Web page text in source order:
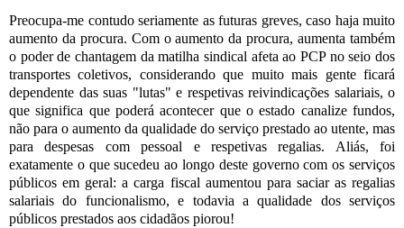
Preocupa-me contudo seriamente as futuras greves, caso haja muito
aumento da procura. Com o aumento da procura, aumenta também
o poder de chantagem da matilha sindical afeta ao PCP no seio dos
transportes coletivos, considerando que muito mais gente ficará
dependente das suas "lutas" e respetivas reivindicações salariais, o
que significa que poderá acontecer que o estado canalize fundos,
não para o aumento da qualidade do serviço prestado ao utente, mas
para despesas com pessoal e respetivas regalias. Aliás, foi
exatamente o que sucedeu ao longo deste governo com os serviços
públicos em geral: a carga fiscal aumentou para saciar as regalias
salariais do funcionalismo, e todavia a qualidade dos serviços
públicos prestados aos cidadãos piorou!